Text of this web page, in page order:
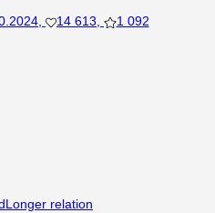
14 613 1 092
Longer relation